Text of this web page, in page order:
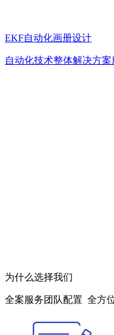
EKF自动化画册设计
自动化技术整体解决方
为什么选择我们
全案服务团队配置 全方